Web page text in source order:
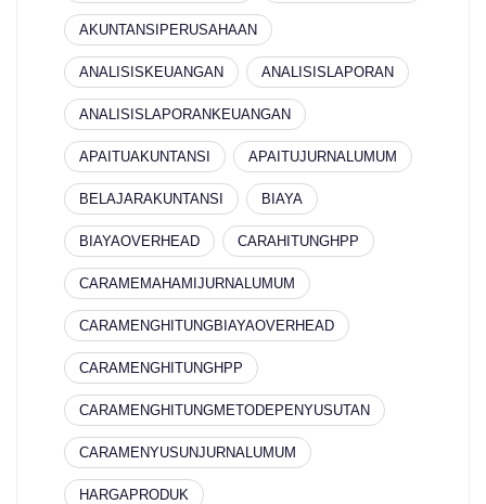
AKUNTANSIPERUSAHAAN
ANALISISKEUANGAN ANALISISLAPORAN
ANALISISLAPORANKEUANGAN
APAITUAKUNTANSI APAITUJURNALUMUM
BELAJARAKUNTANSI BIAYA
BIAYAOVERHEAD CARAHITUNGHPP
CARAMEMAHAMIJURNALUMUM
CARAMENGHITUNGBIAYAOVERHEAD
CARAMENGHITUNGHPP
CARAMENGHITUNGMETODEPENYUSUTAN
CARAMENYUSUNJURNALUMUM
HARGAPRODUK